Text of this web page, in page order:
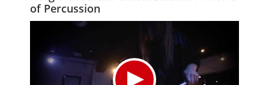
of Percussion